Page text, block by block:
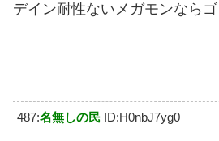
デイン耐性ないメガモンなら
487:名無しの民 ID:H0nbJ7yg0